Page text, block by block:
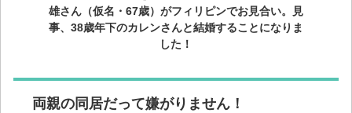
雄さん（仮名・67歳）がフィリピンでお見合い。見
事、38歳年下のカレンさんと結婚することになりま
した！
両親の同居だって嫌がりません！